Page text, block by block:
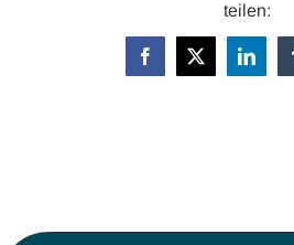
teilen:
Facebook
X